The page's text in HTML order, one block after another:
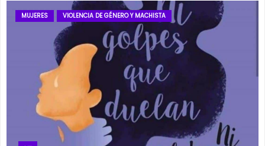
MUJERES VIOLENCIA DE GÉNERO Y MACHISTA